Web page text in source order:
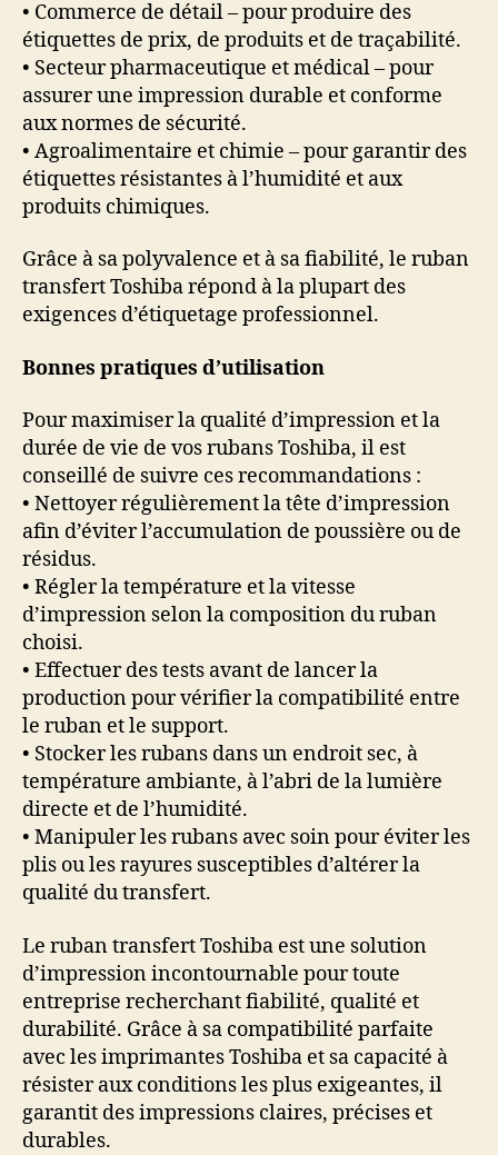
• Commerce de détail – pour produire des
étiquettes de prix, de produits et de traçabilité.
• Secteur pharmaceutique et médical – pour
assurer une impression durable et conforme
aux normes de sécurité.
• Agroalimentaire et chimie – pour garantir des
étiquettes résistantes à l’humidité et aux
produits chimiques.
Grâce à sa polyvalence et à sa fiabilité, le ruban
transfert Toshiba répond à la plupart des
exigences d’étiquetage professionnel.
Bonnes pratiques d’utilisation
Pour maximiser la qualité d’impression et la
durée de vie de vos rubans Toshiba, il est
conseillé de suivre ces recommandations :
• Nettoyer régulièrement la tête d’impression
afin d’éviter l’accumulation de poussière ou de
résidus.
• Régler la température et la vitesse
d’impression selon la composition du ruban
choisi.
• Effectuer des tests avant de lancer la
production pour vérifier la compatibilité entre
le ruban et le support.
• Stocker les rubans dans un endroit sec, à
température ambiante, à l’abri de la lumière
directe et de l’humidité.
• Manipuler les rubans avec soin pour éviter les
plis ou les rayures susceptibles d’altérer la
qualité du transfert.
Le ruban transfert Toshiba est une solution
d’impression incontournable pour toute
entreprise recherchant fiabilité, qualité et
durabilité. Grâce à sa compatibilité parfaite
avec les imprimantes Toshiba et sa capacité à
résister aux conditions les plus exigeantes, il
garantit des impressions claires, précises et
durables.